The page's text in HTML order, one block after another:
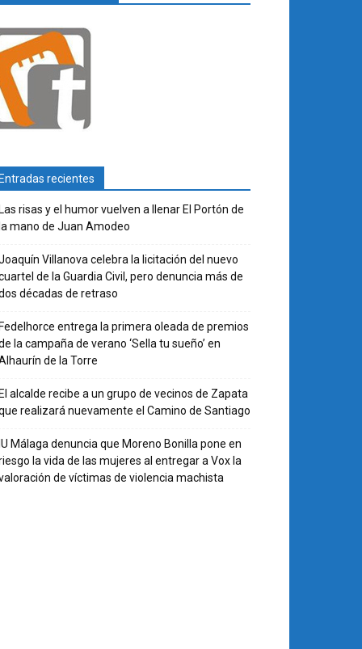
recientes
risas y el humor vuelven a llenar El Portón de
mano de Juan Amodeo
Villanova celebra la licitación del nuevo
de la Guardia Civil, pero denuncia más de
décadas de retraso
entrega la primera oleada de premios
la campaña de verano ‘Sella tu sueño’ en
de la Torre
alcalde recibe a un grupo de vecinos de Zapata
realizará nuevamente el Camino de Santiago
Málaga denuncia que Moreno Bonilla pone en
la vida de las mujeres al entregar a Vox la
de víctimas de violencia machista